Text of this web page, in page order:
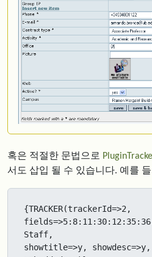
혹은 적절한 문법으로
서도 삽입 될 수 있습니다. 예를
{TRACKER(trackerId=>2,
Staff,
showtitle=>y, showdesc=>y,